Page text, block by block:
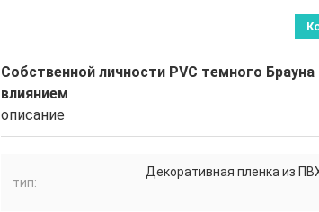
Собственной личности PVC темного
влиянием
описание
тип:
Декоративная пленка из